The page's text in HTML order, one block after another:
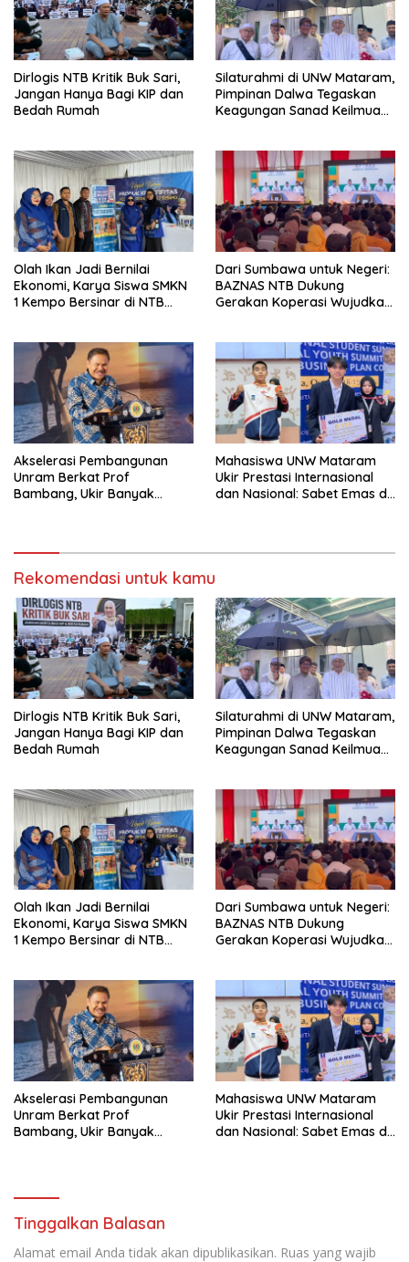
Dirlogis NTB Kritik Buk Sari,
Jangan Hanya Bagi KIP dan
Bedah Rumah
Silaturahmi di UNW Mataram,
Pimpinan Dalwa Tegaskan
Keagungan Sanad Keilmuan
Olah Ikan Jadi Bernilai
Ekonomi, Karya Siswa SMKN
1 Kempo Bersinar di NTB
Dari Sumbawa untuk Negeri:
BAZNAS NTB Dukung
Gerakan Koperasi Wujudkan
Akselerasi Pembangunan
Unram Berkat Prof
Bambang, Ukir Banyak
Mahasiswa UNW Mataram
Ukir Prestasi Internasional
dan Nasional: Sabet Emas di
Rekomendasi untuk kamu
Dirlogis NTB Kritik Buk Sari,
Jangan Hanya Bagi KIP dan
Bedah Rumah
Silaturahmi di UNW Mataram,
Pimpinan Dalwa Tegaskan
Keagungan Sanad Keilmuan
Olah Ikan Jadi Bernilai
Ekonomi, Karya Siswa SMKN
1 Kempo Bersinar di NTB
Dari Sumbawa untuk Negeri:
BAZNAS NTB Dukung
Gerakan Koperasi Wujudkan
Akselerasi Pembangunan
Unram Berkat Prof
Bambang, Ukir Banyak
Mahasiswa UNW Mataram
Ukir Prestasi Internasional
dan Nasional: Sabet Emas di
Tinggalkan Balasan
Alamat email Anda tidak akan dipublikasikan. Ruas yang wajib